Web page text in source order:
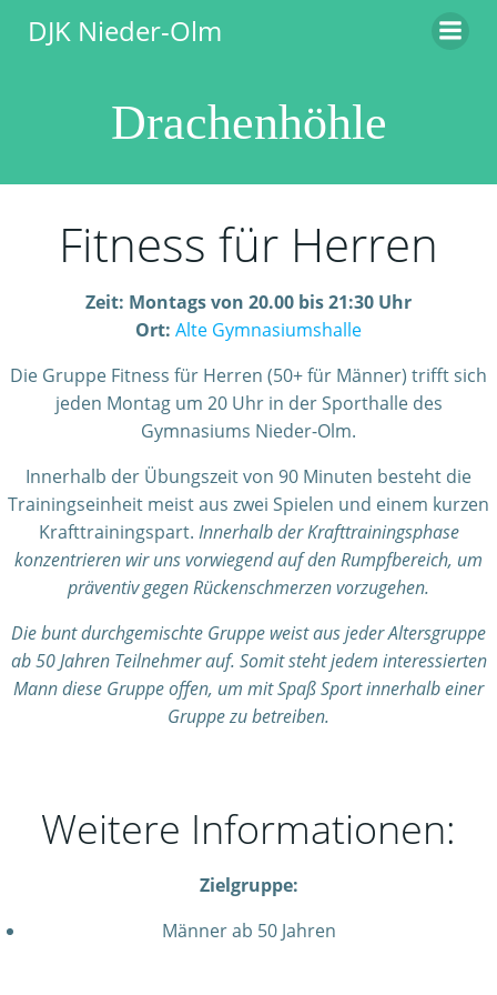
DJK Nieder-Olm
Drachenhöhle
Fitness für Herren
Zeit: Montags von 20.00 bis 21:30 Uhr
Ort: Alte Gymnasiumshalle
Die Gruppe Fitness für Herren (50+ für Männer) trifft sich
jeden Montag um 20 Uhr in der Sporthalle des
Gymnasiums Nieder-Olm.
Innerhalb der Übungszeit von 90 Minuten besteht die
Trainingseinheit meist aus zwei Spielen und einem kurzen
Krafttrainingspart. Innerhalb der Krafttrainingsphase
konzentrieren wir uns vorwiegend auf den Rumpfbereich, um
präventiv gegen Rückenschmerzen vorzugehen.
Die bunt durchgemischte Gruppe weist aus jeder Altersgruppe
ab 50 Jahren Teilnehmer auf. Somit steht jedem interessierten
Mann diese Gruppe offen, um mit Spaß Sport innerhalb einer
Gruppe zu betreiben.
Weitere Informationen:
Zielgruppe:
Männer ab 50 Jahren